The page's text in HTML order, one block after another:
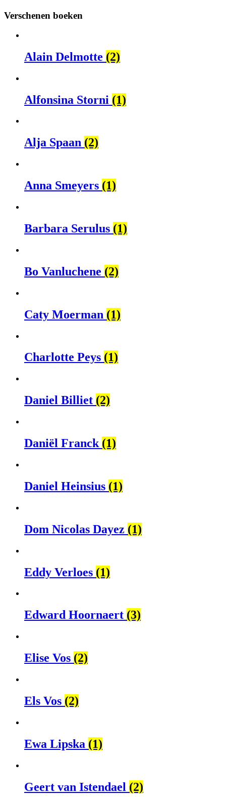
Verschenen boeken
Alain Delmotte (2)
Alfonsina Storni (1)
Alja Spaan (2)
Anna Smeyers (1)
Barbara Serulus (1)
Bo Vanluchene (2)
Caty Moerman (1)
Charlotte Peys (1)
Daniel Billiet (2)
Daniël Franck (1)
Daniel Heinsius (1)
Dom Nicolas Dayez (1)
Eddy Verloes (1)
Edward Hoornaert (3)
Elise Vos (2)
Els Vos (2)
Ewa Lipska (1)
Geert van Istendael (2)